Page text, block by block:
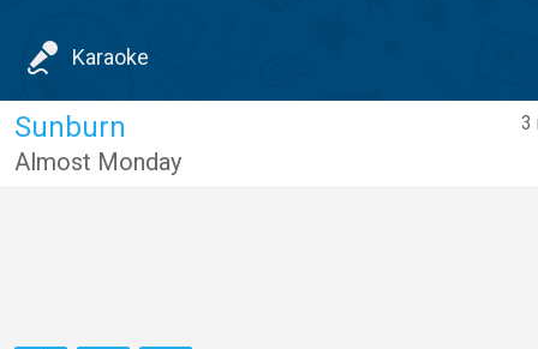
Karaoke
3
Sunburn
Almost Monday